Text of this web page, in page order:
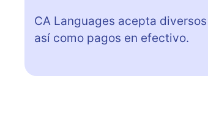
CA Languages acepta
así como pagos en efectivo.